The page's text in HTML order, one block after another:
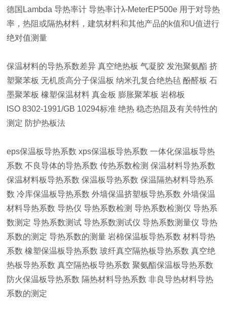
德国Lambda 导热率计 导热率计λ-MeterEP500e 用于对导热
率，热阻或隔热材料，建筑材料和其他产品的k值和U值进行
绝对值测量
保温材料的导热系数差异 真空绝热板 气凝胶 发泡聚氨酯 挤
塑聚苯板 无机质高分子保温板 纳米孔复合绝热毡 酚醛板 石
墨聚苯板 橡塑保温材料 真金板 膨胀聚苯板 岩棉板
ISO 8302-1991/GB 10294标准 绝热 稳态热阻及有关特性的
测定 防护热板法
eps保温板导热系数 xps保温板导热系数 一体化保温板导热
系数 不良导体的导热系数 传热系数检测 保温材料导热系数
保温材料板导热系数 保温板导热系数 保温隔热材料导热系
数 冷库保温板导热系数 外墙保温挤塑板导热系数 外墙保温
材料导热系数 导热仪 导热系数检测 导热系数检测仪 导热系
数测定 导热系数测试 导热系数测试仪 导热系数测量仪 导热
系数的测定 导热系数的测量 岩棉保温板导热系数 材料导热
系数 橡塑保温板导热系数 玻纤真空隔热板导热系数 真空绝
热板导热系数 真空隔热板导热系数 聚氨酯保温板导热系数
防火保温板导热系数 隔热材料导热系数 非良导热材料导热
系数的测定